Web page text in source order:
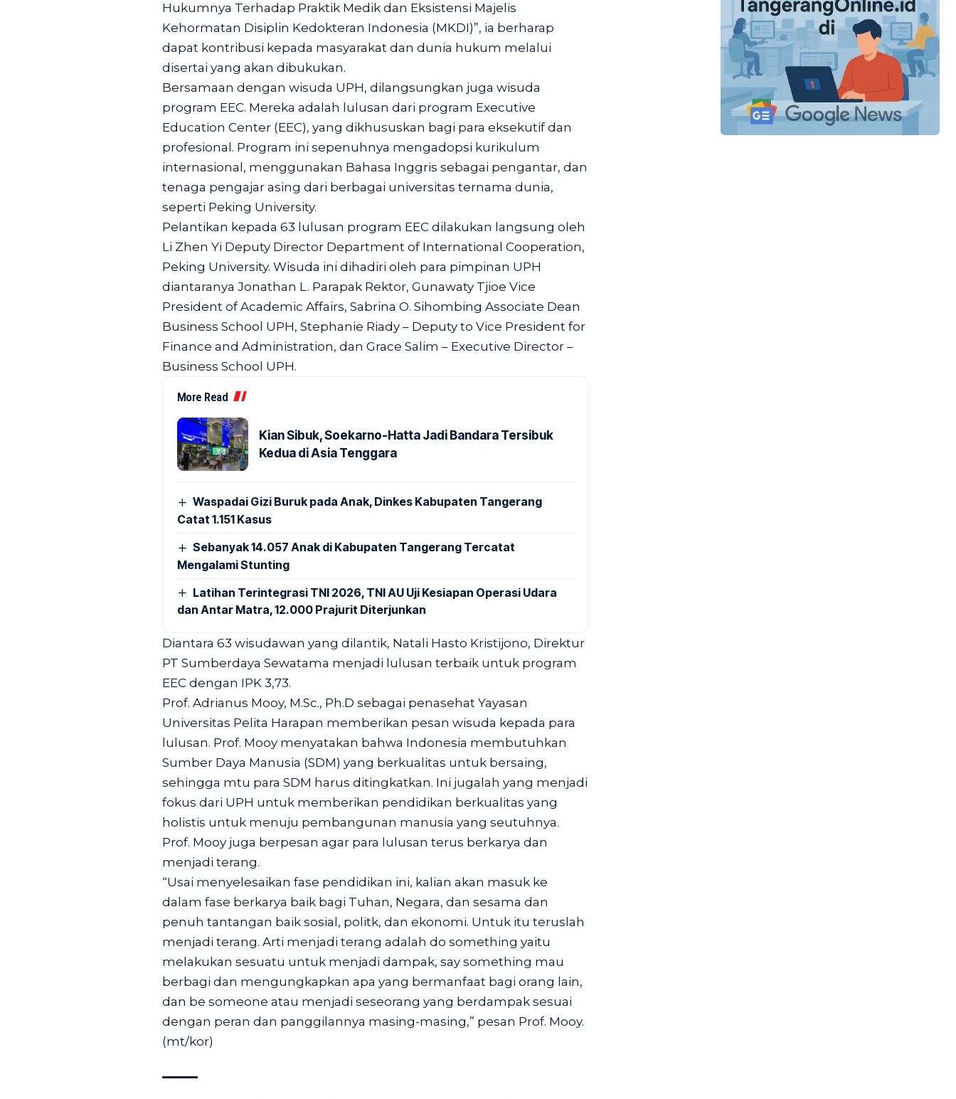
Hukumnya Terhadap Praktik Medik dan Eksistensi Majelis
Kehormatan Disiplin Kedokteran Indonesia (MKDI)”, ia berharap
dapat kontribusi kepada masyarakat dan dunia hukum melalui
disertai yang akan dibukukan.
Bersamaan dengan wisuda UPH, dilangsungkan juga wisuda
program EEC. Mereka adalah lulusan dari program Executive
Education Center (EEC), yang dikhususkan bagi para eksekutif dan
profesional. Program ini sepenuhnya mengadopsi kurikulum
internasional, menggunakan Bahasa Inggris sebagai pengantar, dan
tenaga pengajar asing dari berbagai universitas ternama dunia,
seperti Peking University.
Pelantikan kepada 63 lulusan program EEC dilakukan langsung oleh
Li Zhen Yi Deputy Director Department of International Cooperation,
Peking University. Wisuda ini dihadiri oleh para pimpinan UPH
diantaranya Jonathan L. Parapak Rektor, Gunawaty Tjioe Vice
President of Academic Affairs, Sabrina O. Sihombing Associate Dean
Business School UPH, Stephanie Riady – Deputy to Vice President for
Finance and Administration, dan Grace Salim – Executive Director –
Business School UPH.
More Read
Kian Sibuk, Soekarno-Hatta Jadi Bandara Tersibuk
Kedua di Asia Tenggara
Waspadai Gizi Buruk pada Anak, Dinkes Kabupaten Tangerang
Catat 1.151 Kasus
Sebanyak 14.057 Anak di Kabupaten Tangerang Tercatat
Mengalami Stunting
Latihan Terintegrasi TNI 2026, TNI AU Uji Kesiapan Operasi Udara
dan Antar Matra, 12.000 Prajurit Diterjunkan
Diantara 63 wisudawan yang dilantik, Natali Hasto Kristijono, Direktur
PT Sumberdaya Sewatama menjadi lulusan terbaik untuk program
EEC dengan IPK 3,73.
Prof. Adrianus Mooy, M.Sc., Ph.D sebagai penasehat Yayasan
Universitas Pelita Harapan memberikan pesan wisuda kepada para
lulusan. Prof. Mooy menyatakan bahwa Indonesia membutuhkan
Sumber Daya Manusia (SDM) yang berkualitas untuk bersaing,
sehingga mtu para SDM harus ditingkatkan. Ini jugalah yang menjadi
fokus dari UPH untuk memberikan pendidikan berkualitas yang
holistis untuk menuju pembangunan manusia yang seutuhnya.
Prof. Mooy juga berpesan agar para lulusan terus berkarya dan
menjadi terang.
“Usai menyelesaikan fase pendidikan ini, kalian akan masuk ke
dalam fase berkarya baik bagi Tuhan, Negara, dan sesama dan
penuh tantangan baik sosial, politk, dan ekonomi. Untuk itu teruslah
menjadi terang. Arti menjadi terang adalah do something yaitu
melakukan sesuatu untuk menjadi dampak, say something mau
berbagi dan mengungkapkan apa yang bermanfaat bagi orang lain,
dan be someone atau menjadi seseorang yang berdampak sesuai
dengan peran dan panggilannya masing-masing,” pesan Prof. Mooy.
(mt/kor)